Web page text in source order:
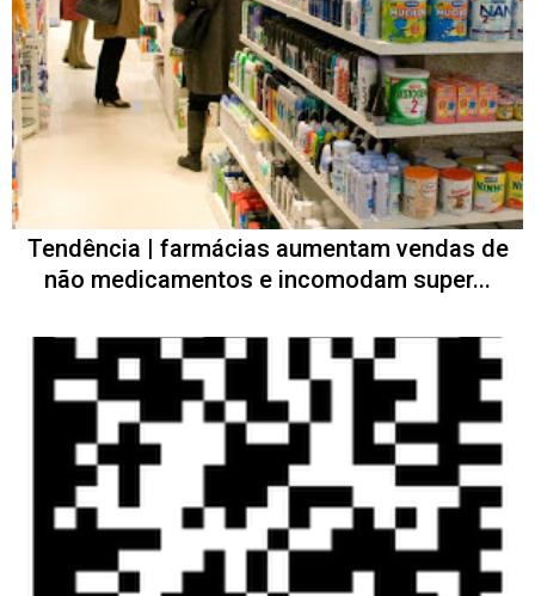
Tendência | farmácias aumentam vendas de
não medicamentos e incomodam super...